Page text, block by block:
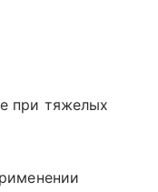
при тяжелых